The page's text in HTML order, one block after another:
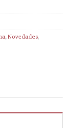
,Novedades,